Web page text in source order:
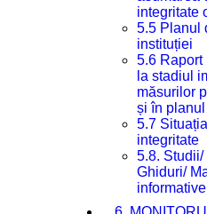
integritate
5.5 Planul
instituției
5.6 Raport
la stadiul
măsurilor
și în
5.7
integritate
5.8.
Ghiduri/